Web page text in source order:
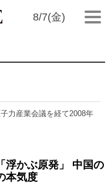
8/7(金)
力産業会議を経て2008年
浮かぶ原発」 中国の
本気度